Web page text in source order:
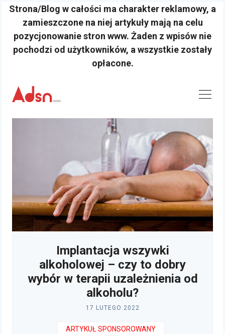
Strona/Blog w całości ma charakter reklamowy, a
zamieszczone na niej artykuły mają na celu
pozycjonowanie stron www. Żaden z wpisów nie
pochodzi od użytkowników, a wszystkie zostały
opłacone.
content
Implantacja wszywki
alkoholowej – czy to dobry
wybór w terapii uzależnienia od
alkoholu?
17 LUTEGO 2022
ARTYKUŁ SPONSOROWANY